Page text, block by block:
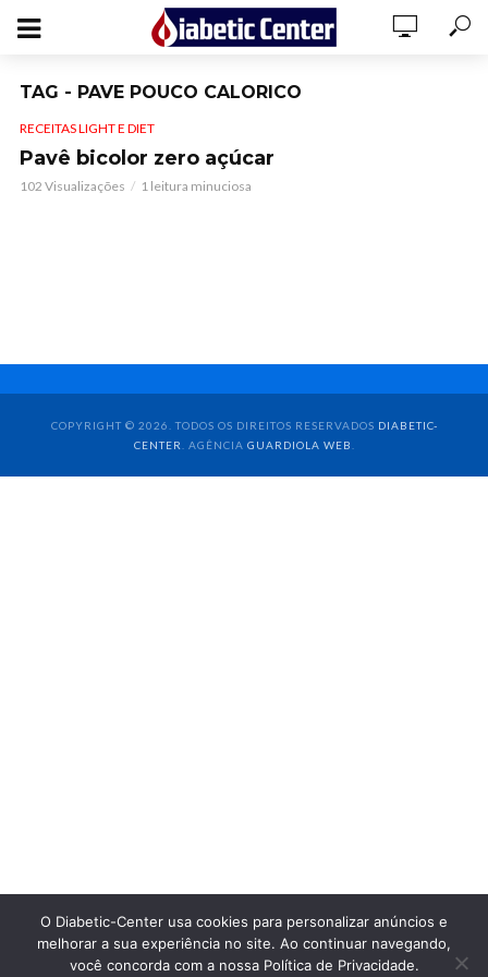
TAG - PAVE POUCO CALORICO
RECEITAS LIGHT E DIET
Pavê bicolor zero açúcar
102 Visualizações 1 leitura minuciosa
COPYRIGHT © 2026. TODOS OS DIREITOS RESERVADOS DIABETIC-
CENTER
. AGÊNCIA GUARDIOLA WEB
O Diabetic-Center usa cookies para personalizar anúncios e
melhorar a sua experiência no site. Ao continuar navegando,
você concorda com a nossa Política de Privacidade.